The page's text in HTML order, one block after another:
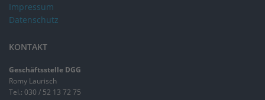
Impressum
Datenschutz
KONTAKT
Geschäftsstelle DGG
Romy Laurisch
Tel.: 030 / 52 13 72 75